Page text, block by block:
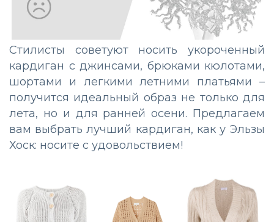
Стилисты советуют носить укороченный
кардиган с джинсами, брюками кюлотами,
шортами и легкими летними платьями –
получится идеальный образ не только для
лета, но и для ранней осени. Предлагаем
вам выбрать лучший кардиган, как у Эльзы
Хоск: носите с удовольствием!